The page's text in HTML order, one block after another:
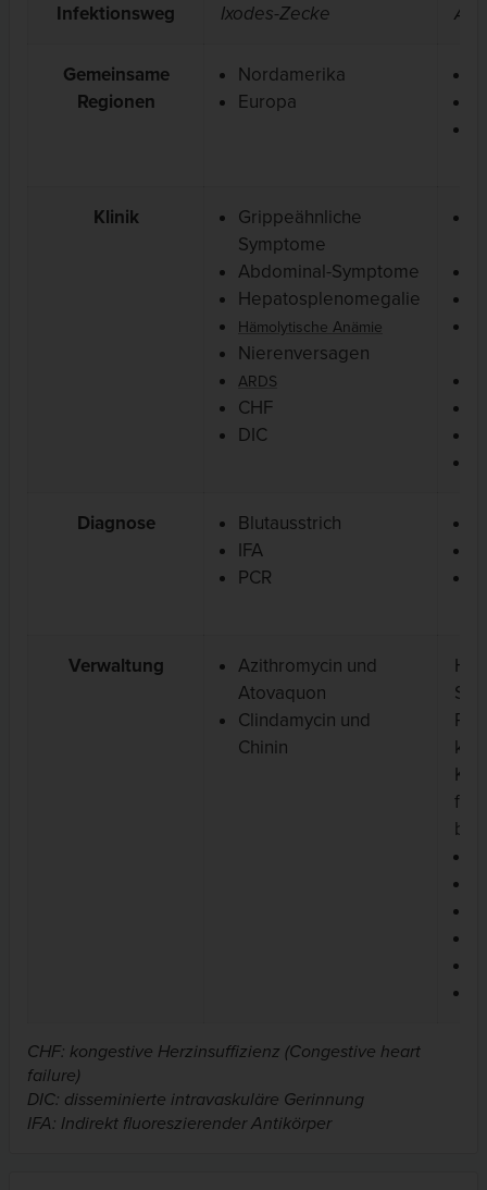
Infektionsweg Ixodes-Zecke
Gemeinsame
Regionen
Nordamerika
Europa
Klinik
Grippeähnliche
Symptome
Abdominal-Symptome
Hepatosplenomegalie
Hämolytische Anämie
Nierenversagen
ARDS
CHF
DIC
Diagnose
Blutausstrich
IFA
PCR
Verwaltung
Azithromycin und
Atovaquon
Clindamycin und
Chinin
CHF: kongestive Herzinsuffizienz (Congestive heart
failure)
DIC: disseminierte intravaskuläre Gerinnung
IFA: Indirekt fluoreszierender Antikörper